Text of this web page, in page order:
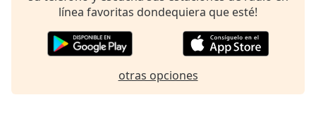
línea favoritas dondequiera que esté!
otras opciones